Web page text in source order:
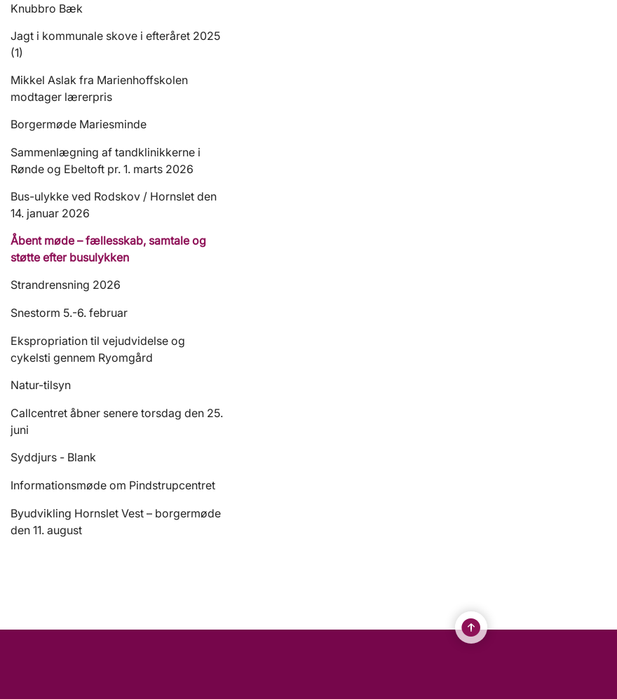
Knubbro Bæk
Jagt i kommunale skove i efteråret 2025
(1)
Mikkel Aslak fra Marienhoffskolen
modtager lærerpris
Borgermøde Mariesminde
Sammenlægning af tandklinikkerne i
Rønde og Ebeltoft pr. 1. marts 2026
Bus-ulykke ved Rodskov / Hornslet den
14. januar 2026
Åbent møde – fællesskab, samtale og
støtte efter busulykken
Strandrensning 2026
Snestorm 5.-6. februar
Ekspropriation til vejudvidelse og
cykelsti gennem Ryomgård
Natur-tilsyn
Callcentret åbner senere torsdag den 25.
juni
Syddjurs - Blank
Informationsmøde om Pindstrupcentret
Byudvikling Hornslet Vest – borgermøde
den 11. august